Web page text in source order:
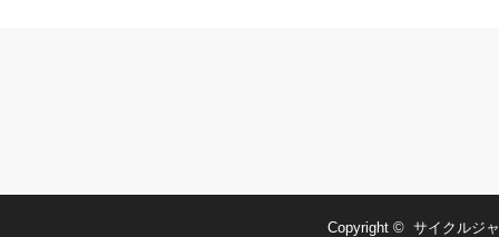
Copyright © サイクルジ